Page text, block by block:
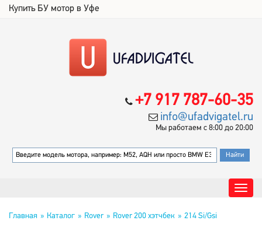
Купить БУ мотор в Уфе
+7 917 787-60-35
info@ufadvigatel.ru
Мы работаем с 8:00 до 20:00
Главная Каталог Rover Rover 200 хэтчбек 214 Si/Gsi